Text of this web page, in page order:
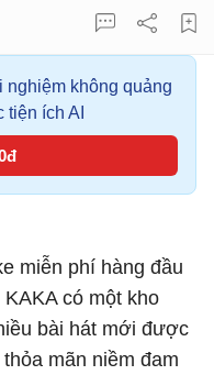
nghiệm không quảng
ích AI
miễn phí hàng đầu
có một kho
bài hát mới được
mãn niềm đam